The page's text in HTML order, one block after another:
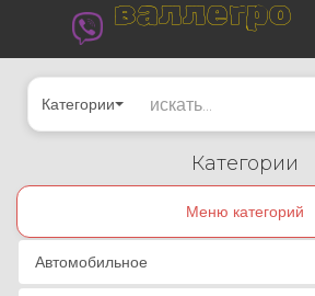
валлегро
Категории
Категории
Меню категорий
Автомобильное